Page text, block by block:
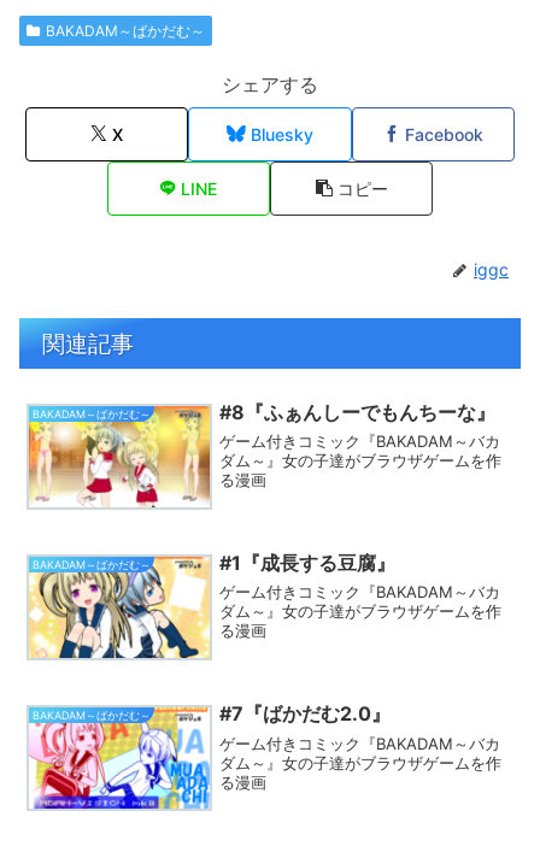
BAKADAM～ばかだむ～
シェアする
X Bluesky Facebook
LINE コピー
iggc
関連記事
BAKADAM～ばかだむ～ #8『ふぁんしーでもんちーな』
ゲーム付きコミック『BAKADAM～バカ
ダム～』女の子達がブラウザゲームを作
る漫画
BAKADAM～ばかだむ～ #1『成長する豆腐』
ゲーム付きコミック『BAKADAM～バカ
ダム～』女の子達がブラウザゲームを作
る漫画
BAKADAM～ばかだむ～ #7『ばかだむ2.0』
ゲーム付きコミック『BAKADAM～バカ
ダム～』女の子達がブラウザゲームを作
る漫画